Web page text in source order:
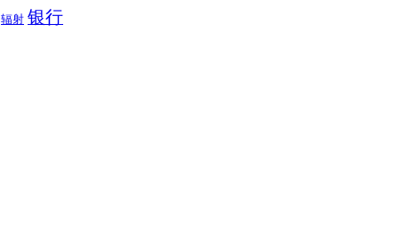
辐射 银行